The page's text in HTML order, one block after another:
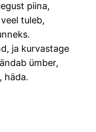
piina,
tuleb,
ja kurvastage
ümber,
häda.